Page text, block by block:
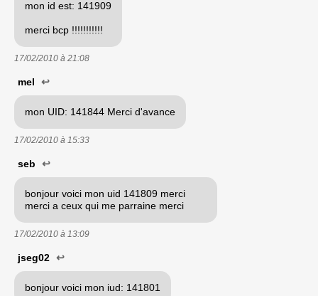
mon id est: 141909
merci bcp !!!!!!!!!!!
17/02/2010 à 21:08
mel ↩
mon UID: 141844 Merci d'avance
17/02/2010 à 15:33
seb ↩
bonjour voici mon uid 141809 merci
merci a ceux qui me parraine merci
17/02/2010 à 13:09
jseg02 ↩
bonjour voici mon iud: 141801